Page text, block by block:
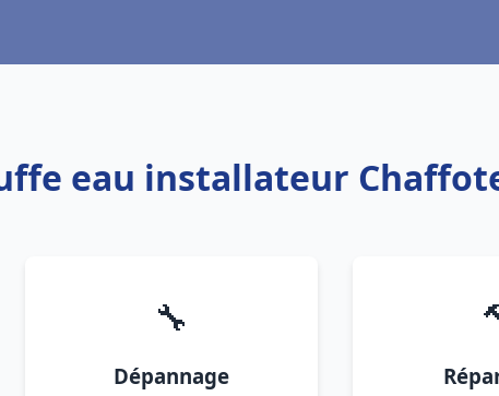
eau installateur
🔧
Dépannage